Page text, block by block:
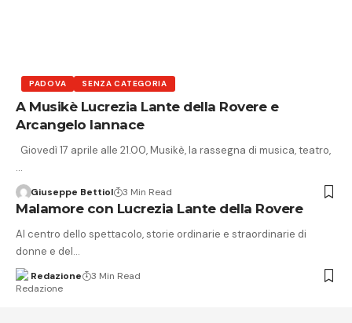
PADOVA SENZA CATEGORIA
A Musikè Lucrezia Lante della Rovere e
Arcangelo Iannace
Giovedì 17 aprile alle 21.00, Musikè, la rassegna di musica, teatro,
…
Giuseppe Bettiol 3 Min Read
Malamore con Lucrezia Lante della Rovere
Al centro dello spettacolo, storie ordinarie e straordinarie di
donne e del…
Redazione 3 Min Read